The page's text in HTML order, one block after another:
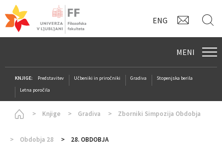
ENG
MENI
KNJIGE: Predstavitev Učbeniki in priročniki Gradiva
Stopenjska berila
Letna poročila
Homepage
Knjige Gradiva Zborniki Simpozija Obdobja
Obdobja 28 28. OBDOBJA